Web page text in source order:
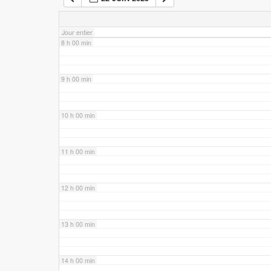
Jour entier
7 h 00 min
8 h 00 min
9 h 00 min
10 h 00 min
11 h 00 min
12 h 00 min
13 h 00 min
14 h 00 min